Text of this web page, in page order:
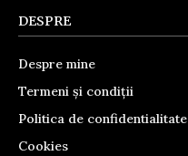
DESPRE
Despre mine
Termeni și condiții
Politica de confidentialitate
Cookies